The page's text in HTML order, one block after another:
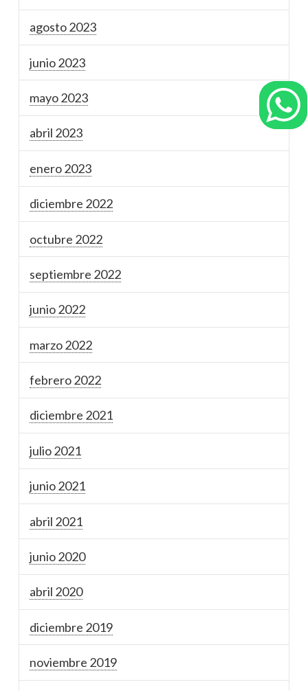
agosto 2023
junio 2023
mayo 2023
abril 2023
enero 2023
diciembre 2022
octubre 2022
septiembre 2022
junio 2022
marzo 2022
febrero 2022
diciembre 2021
julio 2021
junio 2021
abril 2021
junio 2020
abril 2020
diciembre 2019
noviembre 2019